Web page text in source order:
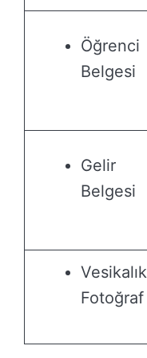
Öğrenci
Belgesi
Gelir
Belgesi
Vesikalık
Fotoğraf